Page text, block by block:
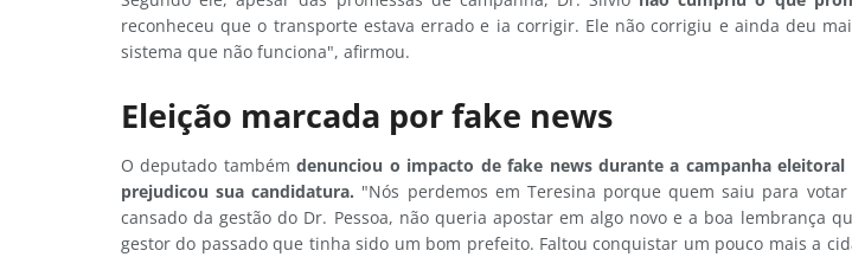
reconheceu que o transporte estava errado e ia corrigir. Ele não corrigiu e ainda deu
sistema que não funciona", afirmou.
Eleição marcada por fake news
O deputado tambémdenunciou o impacto de fake news durante a campanha
prejudicou sua candidatura. "Nós perdemos em Teresina porque quem saiu para
cansado da gestão do Dr. Pessoa, não queria apostar em algo novo e a boa lembrança
gestor do passado que tinha sido um bom prefeito. Faltou conquistar um pouco mais a